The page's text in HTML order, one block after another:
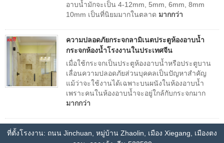
อาบน้ำมักจะเป็น 4-12mm, 5mm, 6mm, 8mm
10mm เป็นที่นิยมมากในตลาด มากกว่า
ความปลอดภัยกระจกลามิเนตประตูห้องอาบน้ำ
กระจกห้องน้ำโรงงานในประเทศจีน
เมื่อใช้กระจกเป็นประตูห้องอาบน้ำหรือประตูบาน
เลื่อนความปลอดภัยส่วนบุคคลเป็นปัญหาสำคัญ
แม้ว่าจะใช้งานได้เฉพาะบนผนังในห้องอาบน้ำ
เพราะคนในห้องอาบน้ำจะอยู่ใกล้กับกระจกมาก
มากกว่า
ที่ตั้งโรงงาน: ถนน Jinchuan, หมู่บ้าน Zhaolin, เมือง Xiegang, เมืองตง